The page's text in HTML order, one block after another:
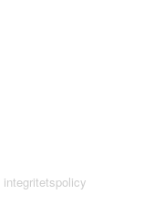
integritetspolicy